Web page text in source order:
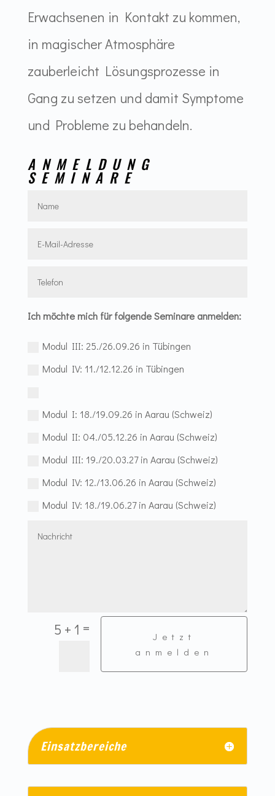
Erwachsenen in Kontakt zu kommen,
in magischer Atmosphäre
zauberleicht Lösungsprozesse in
Gang zu setzen und damit Symptome
und Probleme zu behandeln.
ANMELDUNG
SEMINARE
Ich möchte mich für folgende Seminare anmelden:
Modul III: 25./26.09.26 in Tübingen
Modul IV: 11./12.12.26 in Tübingen
Modul I: 18./19.09.26 in Aarau (Schweiz)
Modul II: 04./05.12.26 in Aarau (Schweiz)
Modul III: 19./20.03.27 in Aarau (Schweiz)
Modul IV: 12./13.06.26 in Aarau (Schweiz)
Modul IV: 18./19.06.27 in Aarau (Schweiz)
5 + 1 =
Jetzt
anmelden
Einsatzbereiche